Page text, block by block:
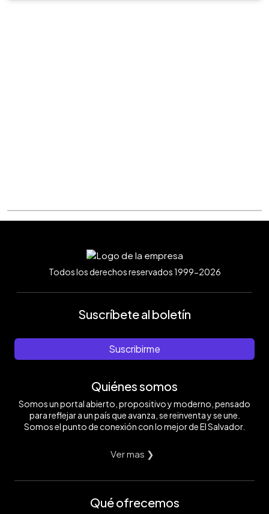
Todos los derechos reservados 1999-2026
Suscríbete al boletín
Suscribirme
Quiénes somos
Somos un portal abierto, propositivo y moderno, pensado
para reflejar a un país que avanza, se reinventa y se une.
Somos el punto de conexión con lo mejor de El Salvador.
Ver mas ❯
Qué ofrecemos